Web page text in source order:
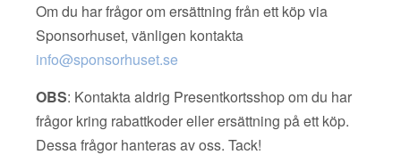
Om du har frågor om ersättning från ett köp via
Sponsorhuset, vänligen kontakta
info@sponsorhuset.se
OBS: Kontakta aldrig Presentkortsshop om du har
frågor kring rabattkoder eller ersättning på ett köp.
Dessa frågor hanteras av oss. Tack!